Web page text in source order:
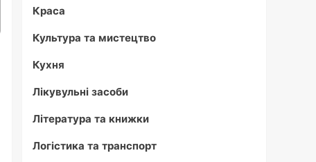
Краса
Культура та мистецтво
Кухня
Лікувульні засоби
Література та книжки
Логістика та транспорт